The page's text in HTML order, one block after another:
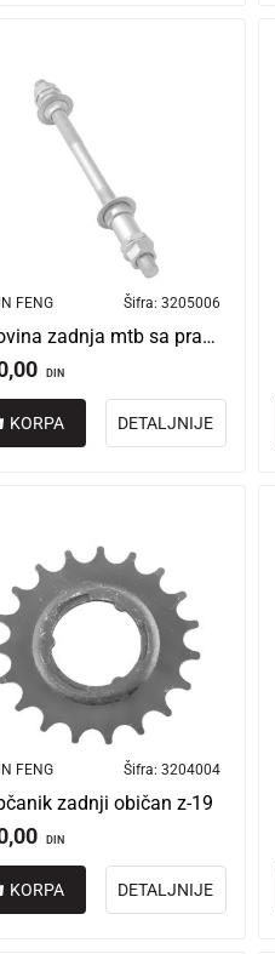
FENG Šifra:3205006
Osovina zadnja mtb sa prašinarom kineska 3/8” x 175mm
DIN
KORPA DETALJNIJE
FENG Šifra:3204004
zadnji običan z-19
DIN
KORPA DETALJNIJE